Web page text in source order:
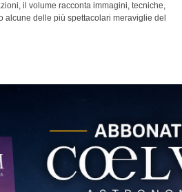
il volume racconta immagini, tecniche,
alcune delle più spettacolari meraviglie del